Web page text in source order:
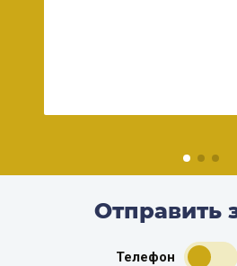
Отправить
Телефон